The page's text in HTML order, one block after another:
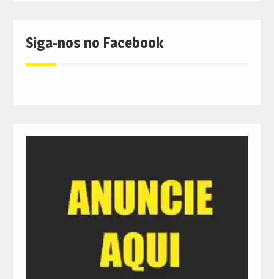
Siga-nos no Facebook